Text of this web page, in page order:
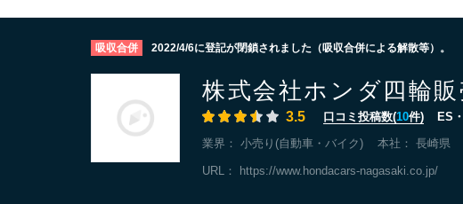
吸収合併 2022/4/6に登記が閉鎖されました（吸収合併による解散等）。
株式会社ホンダ四輪
3.5 口コミ投稿数(10件) ES
業界： 小売り(自動車・バイク) 本社： 長崎県
URL： https://www.hondacars-nagasaki.co.jp/